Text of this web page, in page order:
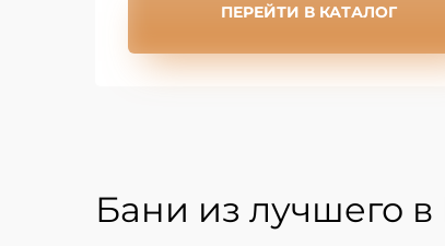
ПЕРЕЙТИ В КАТАЛОГ
Бани из лучшего